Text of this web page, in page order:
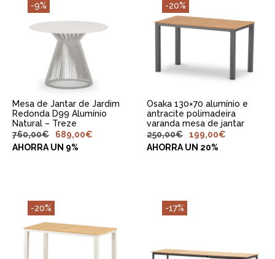
-9%
ADICIONAR AO
CARRINHO
Mesa de Jantar de Jardim
Redonda D99 Alumínio
Natural – Treze
760,00€ 689,00€
AHORRA UN 9%
-20%
Osaka 130×70 alumínio e
antracite polimadeira
varanda mesa de jantar
250,00€ 199,00€
AHORRA UN 20%
-20%
ADICIONAR AO
-17%
CARRINHO